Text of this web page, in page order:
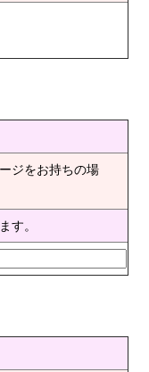
ジをお持ちの場
す。